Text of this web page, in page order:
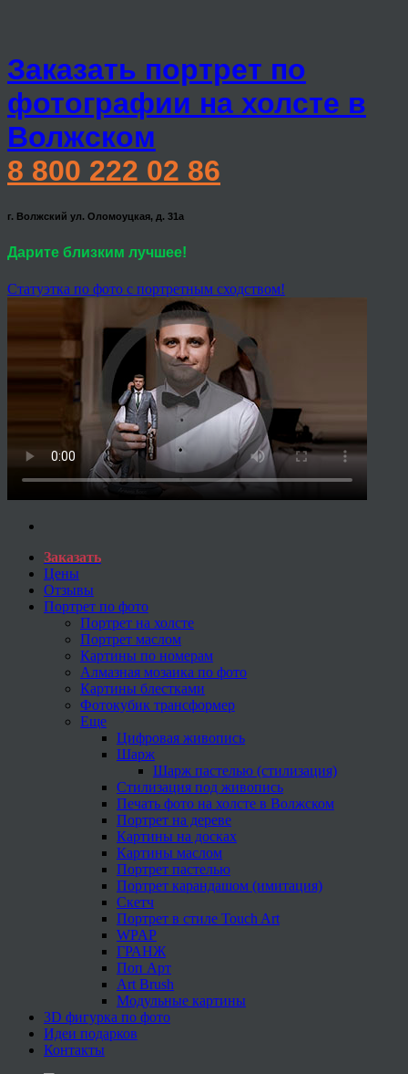
Заказать портрет по
фотографии на холсте в
Волжском
8 800 222 02 86
г. Волжский ул. Оломоуцкая, д. 31а
Дарите близким лучшее!
Статуэтка по фото с портретным сходством!
Заказать
Цены
Отзывы
Портрет по фото
Портрет на холсте
Портрет маслом
Картины по номерам
Алмазная мозаика по фото
Картины блестками
Фотокубик трансформер
Еще
Цифровая живопись
Шарж
Шарж пастелью (стилизация)
Стилизация под живопись
Печать фото на холсте в Волжском
Портрет на дереве
Картины на досках
Картины маслом
Портрет пастелью
Портрет карандашом (имитация)
Скетч
Портрет в стиле Touch Art
WPAP
ГРАНЖ
Поп Арт
Art Brush
Модульные картины
3D фигурка по фото
Идеи подарков
Контакты